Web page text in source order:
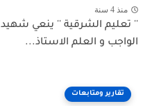
منذ 4 سنة
'' تعليم الشرقية '' ينعي شهيد
الواجب و العلم الاستاذ...
تقارير ومتابعات